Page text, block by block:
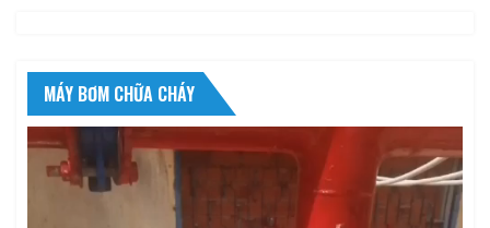
MÁY BƠM CHỮA CHÁY
Trình
chơi